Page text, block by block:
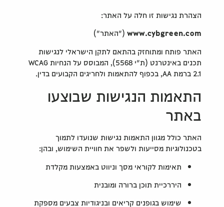
הצהרת נגישות זו חלה על האתר:
www.cybgreen.com ("האתר")
האתר פותח ומתוחזק בהתאם לתקן הישראלי לנגישות
תכנים באינטרנט (ת"י 5568), המבוסס על הנחיות WCAG
2.1 ברמת AA, בכפוף להתאמות ולחריגים הקבועים בדין.
התאמות הנגישות שבוצעו
באתר
האתר כולל מגוון התאמות נגישות שנועדו לתמוך
בטכנולוגיות מסייעות ולשפר את חוויית השימוש, ובהן:
תאימות לקוראי מסך וניווט באמצעות מקלדת
היררכיית תוכן ברורה ומובנית
שימוש בגופנים קריאים ובניגודיות צבעים מספקת